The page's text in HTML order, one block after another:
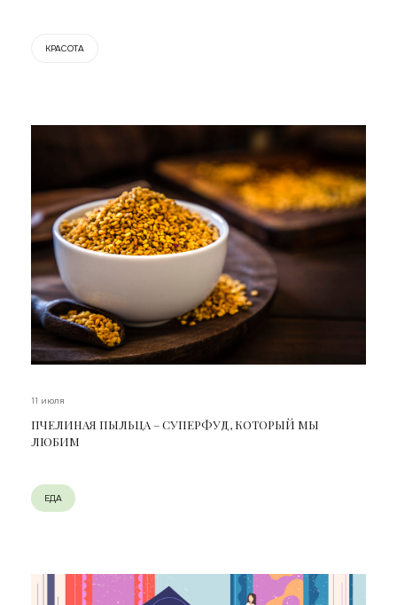
КРАСОТА
11 июля
ПЧЕЛИНАЯ ПЫЛЬЦА – СУПЕРФУД, КОТОРЫЙ МЫ
ЛЮБИМ
ЕДА